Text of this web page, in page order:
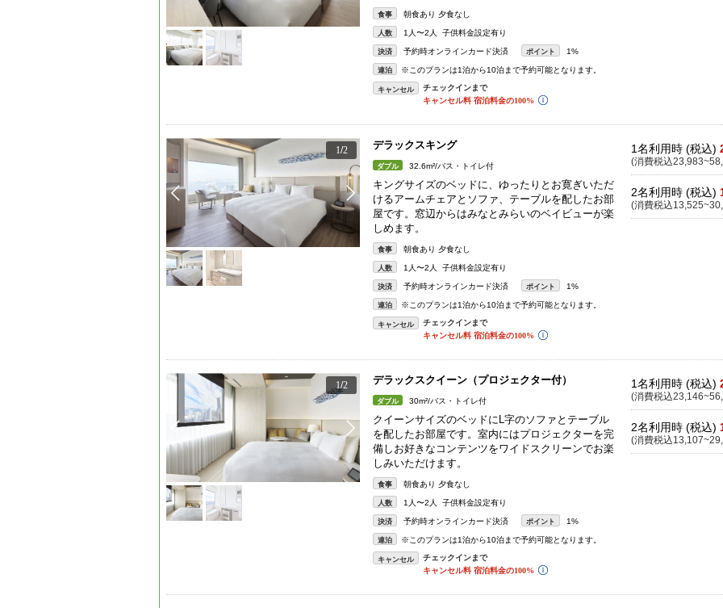
食事 朝食あり 夕食なし
人数 1人〜2人 子供料金設定有り
決済 予約時オンラインカード決済 ポイント 1%
連泊 ※このプランは1泊から10泊まで予約可能となります。
キャンセル
1/2 デラックスキング
ダブル 32.6m²/バス・トイレ付
キングサイズのベッドに、ゆったりとお寛ぎいただ
けるアームチェアとソファ、テーブルを配したお部
屋です。窓辺からはみなとみらいのベイビューが楽
しめます。
食事 朝食あり 夕食なし
人数 1人〜2人 子供料金設定有り
決済 予約時オンラインカード決済 ポイント 1%
連泊 ※このプランは1泊から10泊まで予約可能となります。
キャンセル
1名利用時 (税込)
(消費税込
2名利用時 (税込)
(消費税込
1/2 デラックスクイーン（プロジェクター付）
ダブル 30m²/バス・トイレ付
クイーンサイズのベッドにL字のソファとテーブル
を配したお部屋です。室内にはプロジェクターを完
備しお好きなコンテンツをワイドスクリーンでお楽
しみいただけます。
食事 朝食あり 夕食なし
人数 1人〜2人 子供料金設定有り
決済 予約時オンラインカード決済 ポイント 1%
連泊 ※このプランは1泊から10泊まで予約可能となります。
キャンセル
1名利用時 (税込)
(消費税込
2名利用時 (税込)
(消費税込